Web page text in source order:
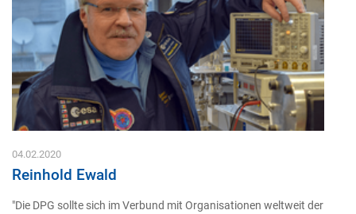
04.02.2020
Reinhold Ewald
"Die DPG sollte sich im Verbund mit Organisationen weltweit der